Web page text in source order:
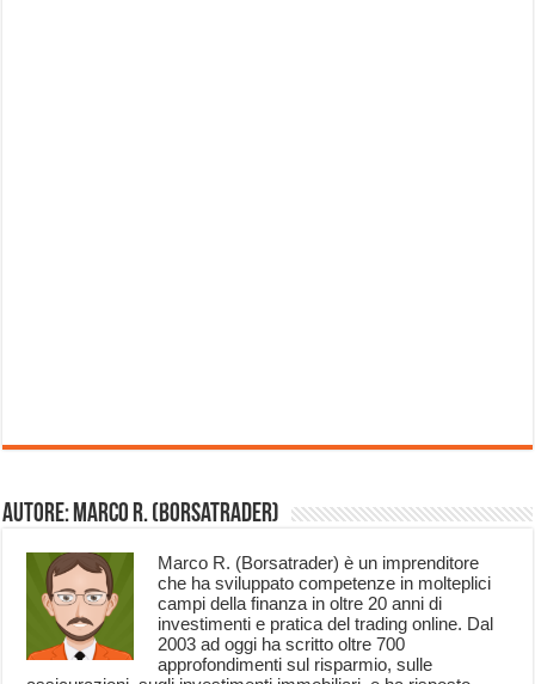
Autore: Marco R. (Borsatrader)
Marco R. (Borsatrader) è un imprenditore
che ha sviluppato competenze in molteplici
campi della finanza in oltre 20 anni di
investimenti e pratica del trading online. Dal
2003 ad oggi ha scritto oltre 700
approfondimenti sul risparmio, sulle